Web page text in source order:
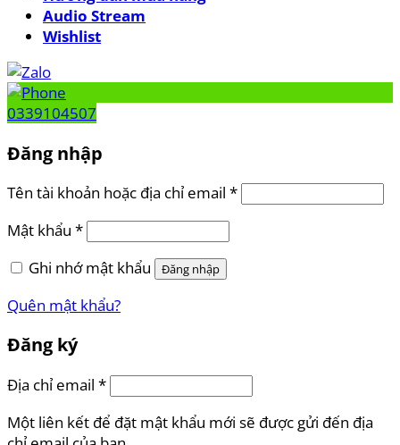
0339104507
Đăng nhập
Tên tài khoản hoặc địa chỉ email
Mật khẩu
Ghi nhớ mật khẩu
Đăng nhập
Đăng ký
Địa chỉ email
Một liên kết để đặt mật khẩu mới sẽ được gửi đến địa
chỉ email của bạn.
Thông tin cá nhân của bạn sẽ được sử dụng để tăng trải